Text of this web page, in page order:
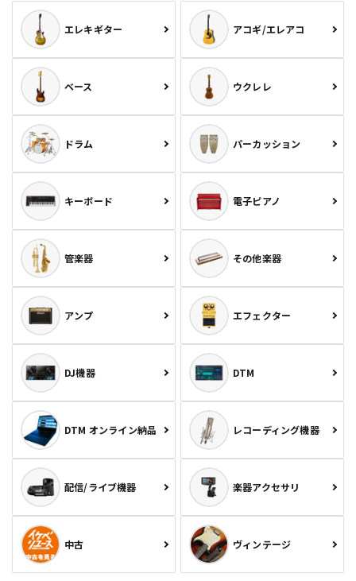
エレキギター アコギ/エレアコ
ベース ウクレレ
ドラム パーカッション
キーボード 電子ピアノ
管楽器 その他楽器
アンプ エフェクター
DJ機器 DTM
DTM オンライン納品 レコーディング機器
配信/ライブ機器 楽器アクセサリ
中古 ヴィンテージ